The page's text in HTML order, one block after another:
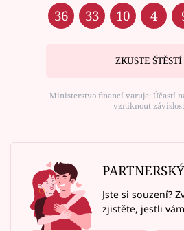
36 33 10 4
ZKUSTE ŠTĚSTÍ
Ministerstvo financí varuje: Účastí
vzniknout
Jste si souzení?
zjistěte, jestli